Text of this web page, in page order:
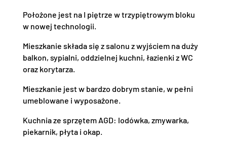
Położone jest na I piętrze w trzypiętrowym bloku
w nowej technologii.
Mieszkanie składa się z salonu z wyjściem na duży
balkon, sypialni, oddzielnej kuchni, łazienki z WC
oraz korytarza.
Mieszkanie jest w bardzo dobrym stanie, w pełni
umeblowane i wyposażone.
Kuchnia ze sprzętem AGD: lodówka, zmywarka,
piekarnik, płyta i okap.